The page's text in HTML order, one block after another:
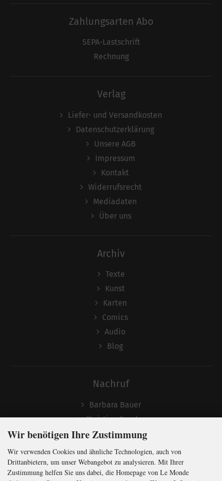
Zahlungsarten Abo
SEPA-Lastschrift
Rechnung
Verlag
Liefer- und Versandkosten
Datenschutzerklärung
Unsere AGB
Impressum
Kontakt
Widerrufsrecht
Mediadaten
Über uns
Archiv
Texte
Kunst
Karten
Comics
Audio
Blog
Nachruf
Barbara Bauer
Christian Semler
Folgen
Wir benötigen Ihre Zustimmung
Wir verwenden Cookies und ähnliche Technologien, auch von
Drittanbietern, um unser Webangebot zu analysieren. Mit Ihrer
Zustimmung helfen Sie uns dabei, die Homepage von Le Monde